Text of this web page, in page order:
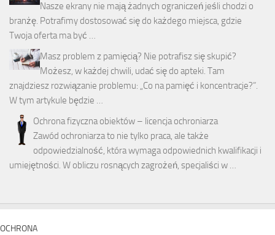
Nasze ekrany nie mają żadnych ograniczeń jeśli chodzi o
branżę. Potrafimy dostosować się do każdego miejsca, gdzie
Twoja oferta ma być …
Masz problem z pamięcią? Nie potrafisz się skupić?
Możesz, w każdej chwili, udać się do apteki. Tam
znajdziesz rozwiązanie problemu: „Co na pamięć i koncentracje?”.
W tym artykule będzie …
Ochrona fizyczna obiektów – licencja ochroniarza
Zawód ochroniarza to nie tylko praca, ale także
odpowiedzialność, która wymaga odpowiednich kwalifikacji i
umiejętności. W obliczu rosnących zagrożeń, specjaliści w …
OCHRONA